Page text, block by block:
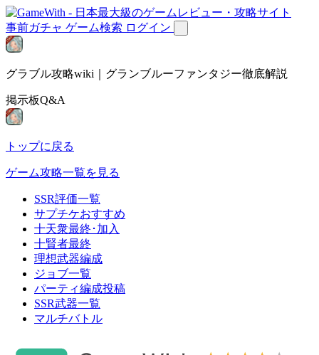
事前ガチャ ゲーム検索 ログイン
グラブル攻略wiki｜グランブルーファンタジー徹底解説
掲示板Q&A
トップに戻る
ゲーム攻略一覧を見る
SSR評価一覧
サプチケおすすめ
十天衆最終･加入
十賢者最終
理想武器編成
ジョブ一覧
パーティ編成投稿
SSR武器一覧
マルチバトル